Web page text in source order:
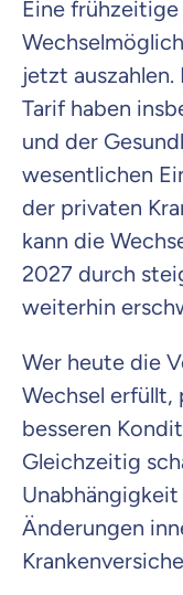
Eine
jetzt
Tarif haben
und der
wesentlichen
der privaten
kann die
2027 durch
weiterhin
Wer heute die
Wechsel
besseren
Gleichzeitig
Änderungen